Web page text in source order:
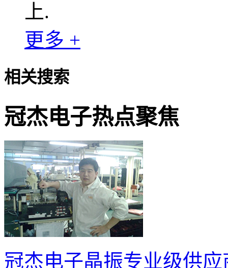
上.
更多 +
相关搜索
冠杰电子热点聚焦
冠杰电子晶振专业级供应